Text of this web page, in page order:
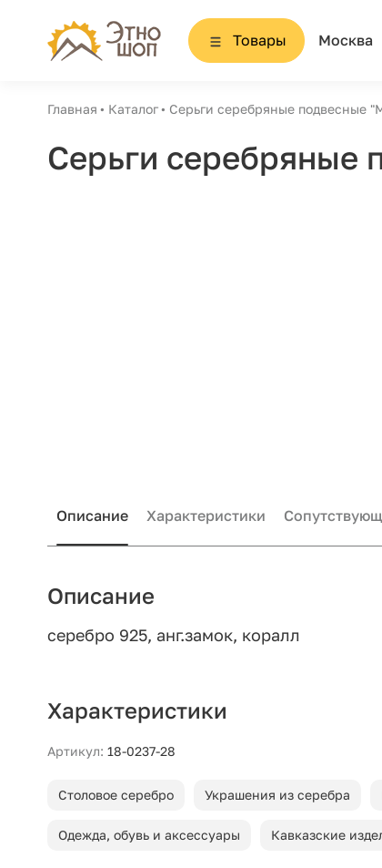
Товары Москва
Главная Каталог Серьги серебряные подвесные
Серьги серебряные
Описание Характеристики
Описание
серебро 925, анг.замок, коралл
Характеристики
Артикул: 18-0237-28
Столовое серебро Украшения из серебра
Одежда, обувь и аксессуары Кавказские